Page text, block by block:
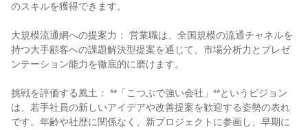
のスキルを獲得できます。
大規模流通網への提案力： 営業職は、全国規模の流通チャネルを
持つ大手顧客への課題解決型提案を通じて、市場分析力とプレゼ
ンテーション能力を徹底的に磨けます。
挑戦を評価する風土： **「こつぶで強い会社」**というビジョン
は、若手社員の新しいアイデアや改善提案を歓迎する姿勢の表れ
です。年齢や社歴に関係なく、新プロジェクトに参画し、早期に